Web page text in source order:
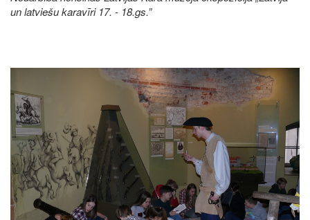
un latviešu karavīri 17. - 18.gs.”